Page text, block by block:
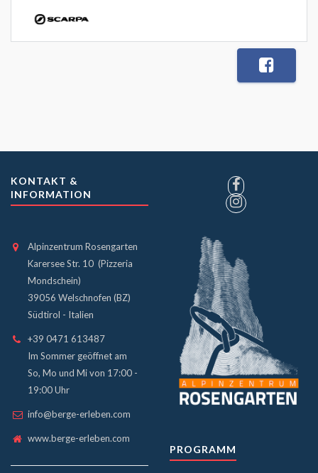
KONTAKT &
INFORMATION
Alpinzentrum Rosengarten
Karersee Str. 10 (Pizzeria
Mondschein)
39056 Welschnofen (BZ)
Südtirol - Italien
+39 0471 613487
Im Sommer geöffnet am
So, Mo und Mi von 17:00 -
19:00 Uhr
info@berge-erleben.com
www.berge-erleben.com
PROGRAMM